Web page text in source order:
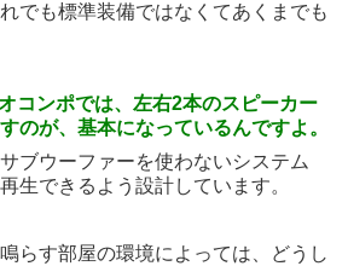
でも標準装備ではなくてあくまでも
コンポでは、左右2本のスピーカー
のが、基本になっているんですよ。
ブウーファーを使わないシステム
生できるよう設計しています。
らす部屋の環境によっては、どうし